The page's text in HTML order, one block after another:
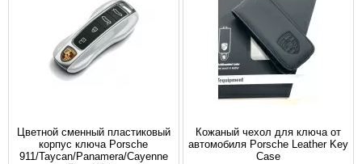
Цветной сменный пластиковый
корпус ключа Porsche
911/Taycan/Panamera/Cayenne
Кожаный чехол для ключа от
автомобиля Porsche Leather Key
Case